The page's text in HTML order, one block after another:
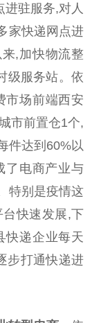
驻服务,对人
家快递网点进
,加快物流整
级服务站。依
市场前端西安
市前置仓1个,
件达到60%以
了电商产业与
特别是疫情这
台快速发展,下
快递企业每天
步打通快递进